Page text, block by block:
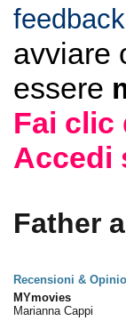
avviare
essere
Fai clic
Accedi
Father
Recensioni &
MYmovies
Marianna Cappi